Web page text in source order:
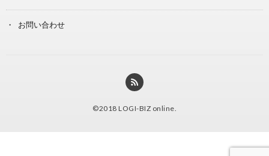
お問い合わせ
©2018 LOGI-BIZ online